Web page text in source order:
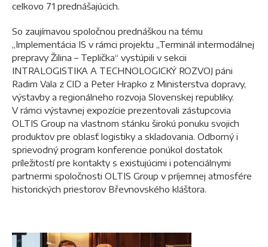
celkovo 71 prednášajúcich.
So zaujímavou spoločnou prednáškou na tému
„Implementácia IS v rámci projektu „Terminál intermodálnej
prepravy Žilina – Teplička“ vystúpili v sekcii
INTRALOGISTIKA A TECHNOLOGICKÝ ROZVOJ páni
Radim Vala z CID a Peter Hrapko z Ministerstva dopravy,
výstavby a regionálneho rozvoja Slovenskej republiky.
V rámci výstavnej expozície prezentovali zástupcovia
OLTIS Group na vlastnom stánku širokú ponuku svojich
produktov pre oblasť logistiky a skladovania. Odborný i
sprievodný program konferencie ponúkol dostatok
príležitostí pre kontakty s existujúcimi i potenciálnymi
partnermi spoločnosti OLTIS Group v príjemnej atmosfére
historických priestorov Břevnovského kláštora.